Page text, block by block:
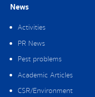
News
Activities
PR News
Pest problems
Academic Articles
CSR/Environment